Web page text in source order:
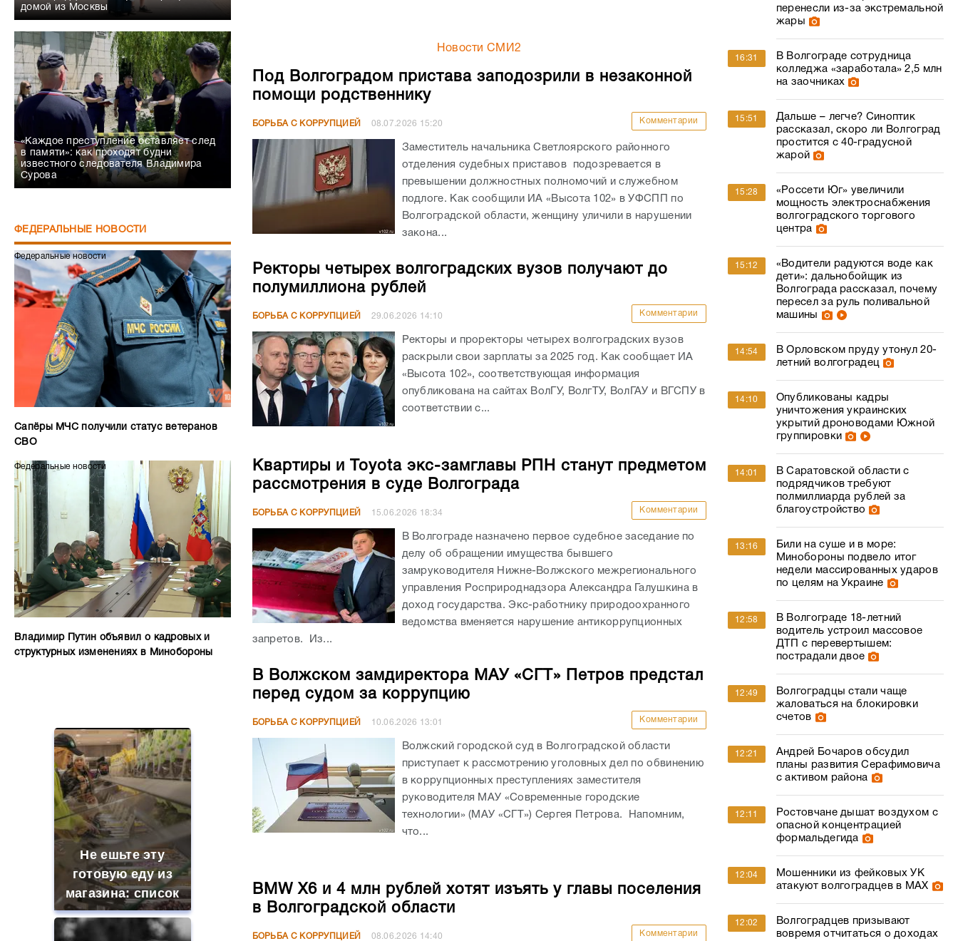
домой из Москвы
«Каждое преступление оставляет след
в памяти»: как проходят будни
известного следователя Владимира
Сурова
ФЕДЕРАЛЬНЫЕ НОВОСТИ
Федеральные новости
Сапёры МЧС получили статус ветеранов
СВО
Федеральные новости
Владимир Путин объявил о кадровых и
структурных изменениях в Минобороны
Не ешьте эту
готовую еду из
магазина: список
Новости СМИ2
Под Волгоградом пристава заподозрили в незаконной
помощи родственнику
БОРЬБА С КОРРУПЦИЕЙ 08.07.2026 15:20 Комментарии
Заместитель начальника Светлоярского районного
отделения судебных приставов подозревается в
превышении должностных полномочий и служебном
подлоге. Как сообщили ИА «Высота 102» в УФСПП по
Волгоградской области, женщину уличили в нарушении
закона...
Ректоры четырех волгоградских вузов получают до
полумиллиона рублей
БОРЬБА С КОРРУПЦИЕЙ 29.06.2026 14:10 Комментарии
Ректоры и проректоры четырех волгоградских вузов
раскрыли свои зарплаты за 2025 год. Как сообщает ИА
«Высота 102», соответствующая информация
опубликована на сайтах ВолГУ, ВолгТУ, ВолГАУ и ВГСПУ в
соответствии с...
Квартиры и Toyota экс-замглавы РПН станут предметом
рассмотрения в суде Волгограда
БОРЬБА С КОРРУПЦИЕЙ 15.06.2026 18:34 Комментарии
В Волгограде назначено первое судебное заседание по
делу об обращении имущества бывшего
замруководителя Нижне-Волжского межрегионального
управления Росприроднадзора Александра Галушкина в
доход государства. Экс-работнику природоохранного
ведомства вменяется нарушение антикоррупционных
запретов. Из...
В Волжском замдиректора МАУ «СГТ» Петров предстал
перед судом за коррупцию
БОРЬБА С КОРРУПЦИЕЙ 10.06.2026 13:01 Комментарии
Волжский городской суд в Волгоградской области
приступает к рассмотрению уголовных дел по обвинению
в коррупционных преступлениях заместителя
руководителя МАУ «Современные городские
технологии» (МАУ «СГТ») Сергея Петрова. Напомним,
что...
BMW X6 и 4 млн рублей хотят изъять у главы поселения
в Волгоградской области
БОРЬБА С КОРРУПЦИЕЙ 08.06.2026 14:40 Комментарии
перенесли из-за экстремальной
жары
16:31
В Волгограде сотрудница
колледжа «заработала» 2,5 млн
на заочниках
15:51
Дальше – легче? Синоптик
рассказал, скоро ли Волгоград
простится с 40-градусной
жарой
15:28
«Россети Юг» увеличили
мощность электроснабжения
волгоградского торгового
центра
15:12
«Водители радуются воде как
дети»: дальнобойщик из
Волгограда рассказал, почему
пересел за руль поливальной
машины
14:54
В Орловском пруду утонул 20-
летний волгоградец
14:10
Опубликованы кадры
уничтожения украинских
укрытий дроноводами Южной
группировки
14:01
В Саратовской области с
подрядчиков требуют
полмиллиарда рублей за
благоустройство
13:16
Били на суше и в море:
Минобороны подвело итог
недели массированных ударов
по целям на Украине
12:58
В Волгограде 18-летний
водитель устроил массовое
ДТП с перевертышем:
пострадали двое
12:49
Волгоградцы стали чаще
жаловаться на блокировки
счетов
12:21
Андрей Бочаров обсудил
планы развития Серафимовича
с активом района
12:11
Ростовчане дышат воздухом с
опасной концентрацией
формальдегида
12:04
Мошенники из фейковых УК
атакуют волгоградцев в МАХ
12:02
Волгоградцев призывают
вовремя отчитаться о доходах